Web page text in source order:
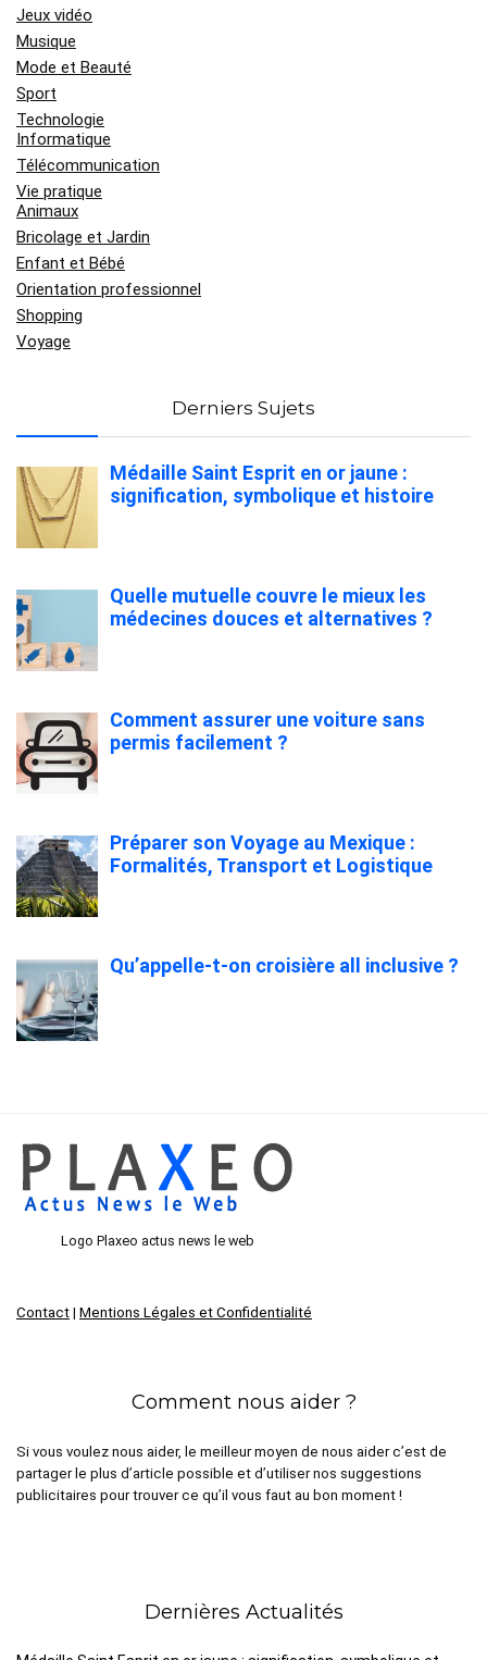
Jeux vidéo
Musique
Mode et Beauté
Sport
Technologie
Informatique
Télécommunication
Vie pratique
Animaux
Bricolage et Jardin
Enfant et Bébé
Orientation professionnel
Shopping
Voyage
Derniers Sujets
Médaille Saint Esprit en or jaune :
signification, symbolique et histoire
Quelle mutuelle couvre le mieux les
médecines douces et alternatives ?
Comment assurer une voiture sans
permis facilement ?
Préparer son Voyage au Mexique :
Formalités, Transport et Logistique
Qu’appelle-t-on croisière all inclusive ?
Logo Plaxeo actus news le web
Contact | Mentions Légales et Confidentialité
Comment nous aider ?
Si vous voulez nous aider, le meilleur moyen de nous aider c’est de
partager le plus d’article possible et d’utiliser nos suggestions
publicitaires pour trouver ce qu’il vous faut au bon moment !
Dernières Actualités